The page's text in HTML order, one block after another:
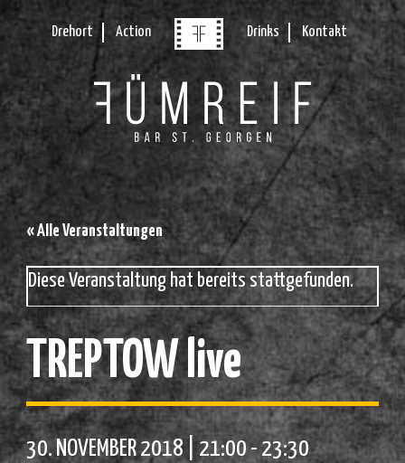
Drehort Action Drinks Kontakt
« Alle Veranstaltungen
Diese Veranstaltung hat bereits stattgefunden.
TREPTOW live
30. NOVEMBER 2018 | 21:00-23:30